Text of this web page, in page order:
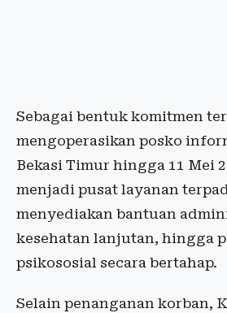
Sebagai bentuk komitmen
mengoperasikan posko
Bekasi Timur hingga 11 Mei
menjadi pusat layanan
menyediakan bantuan
kesehatan lanjutan, hingga
psikososial secara bertahap.
Selain penanganan korban,